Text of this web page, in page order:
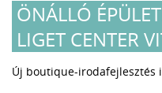
ÖNÁLLÓ
LIGET CENTER
Új boutique-irodafejlesztés